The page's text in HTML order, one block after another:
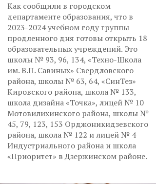
Как сообщили в городском
департаменте образования, что в
2023-2024 учебном году группы
продленного дня готовы открыть 18
образовательных учреждений. Это
школы № 93, 96, 134, «Техно-Школа
им. В.П. Савиных» Свердловского
района, школы № 63, 64, «СинТез»
Кировского района, школа № 133,
школа дизайна «Точка», лицей № 10
Мотовилихинского района, школы №
45, 79, 123, 153 Орджоникидзевского
района, школа № 122 и лицей № 4
Индустриального района и школа
«Приоритет» в Дзержинском районе.